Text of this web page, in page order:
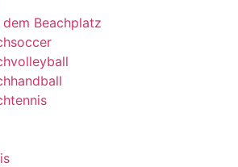
Beachplatz